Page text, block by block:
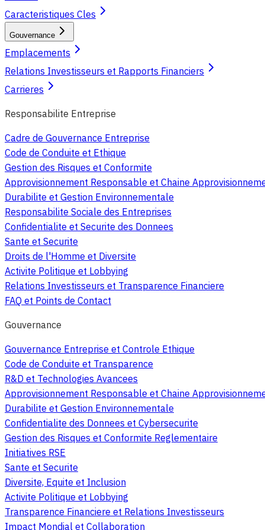
Caracteristiques Cles
Gouvernance
Emplacements
Relations Investisseurs et Rapports Financiers
Carrieres
Responsabilite Entreprise
Cadre de Gouvernance Entreprise
Code de Conduite et Ethique
Gestion des Risques et Conformite
Approvisionnement Responsable et Chaine
Durabilite et Gestion Environnementale
Responsabilite Sociale des Entreprises
Confidentialite et Securite des Donnees
Sante et Securite
Droits de l'Homme et Diversite
Activite Politique et Lobbying
Relations Investisseurs et Transparence Financiere
FAQ et Points de Contact
Gouvernance
Gouvernance Entreprise et Controle Ethique
Code de Conduite et Transparence
R&D et Technologies Avancees
Approvisionnement Responsable et Chaine
Durabilite et Gestion Environnementale
Confidentialite des Donnees et Cybersecurite
Gestion des Risques et Conformite Reglementaire
Initiatives RSE
Sante et Securite
Diversite, Equite et Inclusion
Activite Politique et Lobbying
Transparence Financiere et Relations Investisseurs
Impact Mondial et Collaboration